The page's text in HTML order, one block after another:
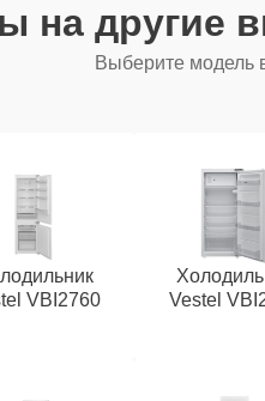
на другие
Выберите модель
VBI2760
Vestel